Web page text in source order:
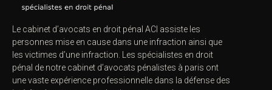
Le cabinet d’avocats en droit pénal ACI assiste les
personnes mise en cause dans une infraction ainsi que
les victimes d’une infraction. Les spécialistes en droit
pénal de notre cabinet d’avocats pénalistes à paris ont
une vaste expérience professionnelle dans la défense des